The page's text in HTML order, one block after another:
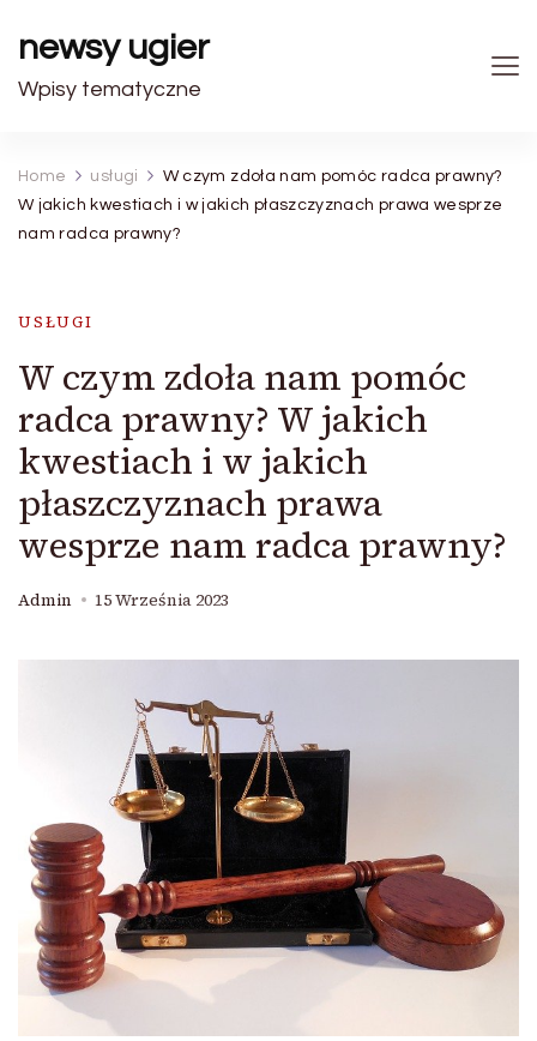
newsy ugier
Wpisy tematyczne
Home usługi
W czym zdoła nam pomóc radca prawny?
W jakich kwestiach i w jakich płaszczyznach prawa wesprze
nam radca prawny?
USŁUGI
W czym zdoła nam pomóc
radca prawny? W jakich
kwestiach i w jakich
płaszczyznach prawa
wesprze nam radca prawny?
Admin 15 Września 2023